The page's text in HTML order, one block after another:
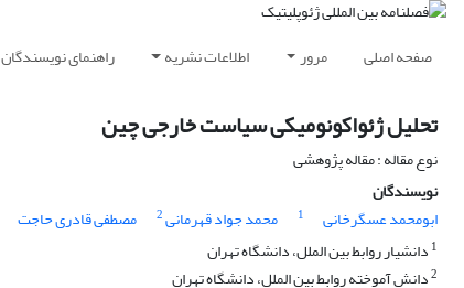
صفحه اصلی مرور اطلاعات نشریه راهنمای نویسندگان
تحلیل ژئواکونومیکی سیاست خارجی چین
نوع مقاله : مقاله پژوهشی
نویسندگان
ابومحمد عسگرخانی
1 محمد جواد قهرمانی2 مصطفی قادری حاجت
1 دانشیار روابط بین الملل، دانشگاه تهران
2دانش آموخته روابط بین الملل، دانشگاه تهران